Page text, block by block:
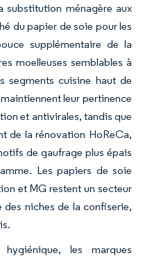
substitution ménagère aux
du papier de soie pour les
supplémentaire de la
moelleuses semblables à
segments cuisine haut de
leur pertinence
et antivirales, tandis que
de la rénovation HoReCa,
de gaufrage plus épais
Les papiers de soie
et MG restent un secteur
niches de la confiserie,
les marques